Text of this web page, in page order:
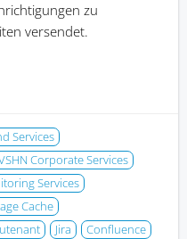
zu
versendet.
Services
Corporate Services
Services
Cache
Jira
Confluence